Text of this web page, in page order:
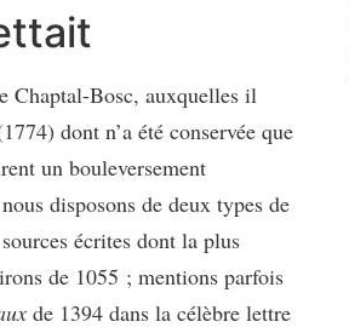
Chaptal-Bosc, auxquelles il
dont n’a été conservée que
un bouleversement
disposons de deux types de
écrites dont la plus
de 1055 ; mentions parfois
de 1394 dans la célèbre lettre